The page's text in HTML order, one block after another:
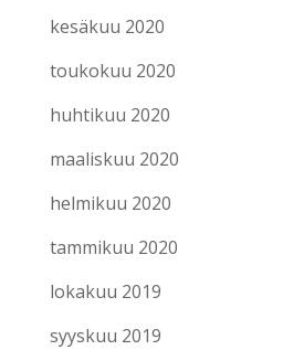
kesäkuu 2020
toukokuu 2020
huhtikuu 2020
maaliskuu 2020
helmikuu 2020
tammikuu 2020
lokakuu 2019
syyskuu 2019